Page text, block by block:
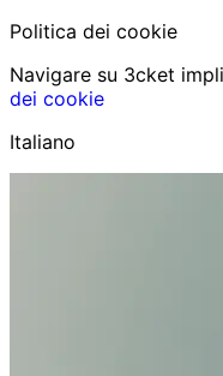
Politica dei cookie
Navigare su 3cket
dei cookie
Italiano